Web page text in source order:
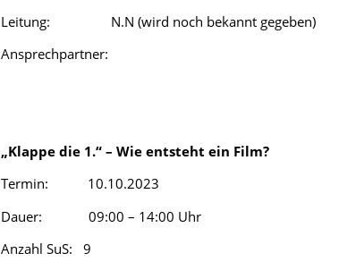
Leitung: N.N (wird noch bekannt gegeben)
Ansprechpartner:
„Klappe die 1.“ – Wie entsteht ein Film?
Termin: 10.10.2023
Dauer: 09:00 – 14:00 Uhr
Anzahl SuS: 9